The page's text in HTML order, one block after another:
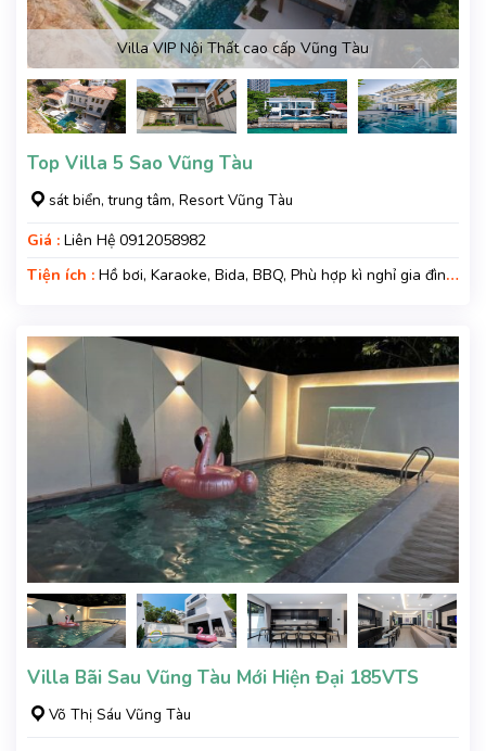
Villa VIP Nội Thất cao cấp Vũng Tàu
Top Villa 5 Sao Vũng Tàu
sát biển, trung tâm, Resort Vũng Tàu
Giá : Liên Hệ 0912058982
Tiện ích : Hồ bơi, Karaoke, Bida, BBQ, Phù hợp kì nghỉ gia đình,
Villa Bãi Sau Vũng Tàu Mới Hiện Đại 185VTS
Võ Thị Sáu Vũng Tàu